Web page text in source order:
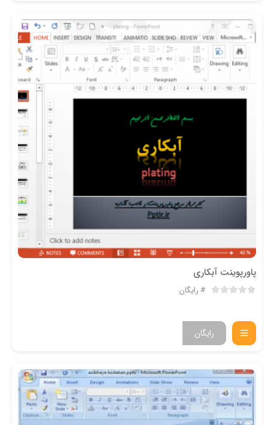
پاورپوینت آبکاری
رایگان
رایگان